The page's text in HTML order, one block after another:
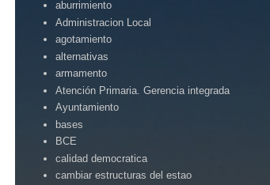
aburrimiento
Administracion Local
agotamiento
alternativas
armamento
Atención Primaria. Gerencia integrada
Ayuntamiento
bases
BCE
calidad democratica
cambiar estructuras del estao